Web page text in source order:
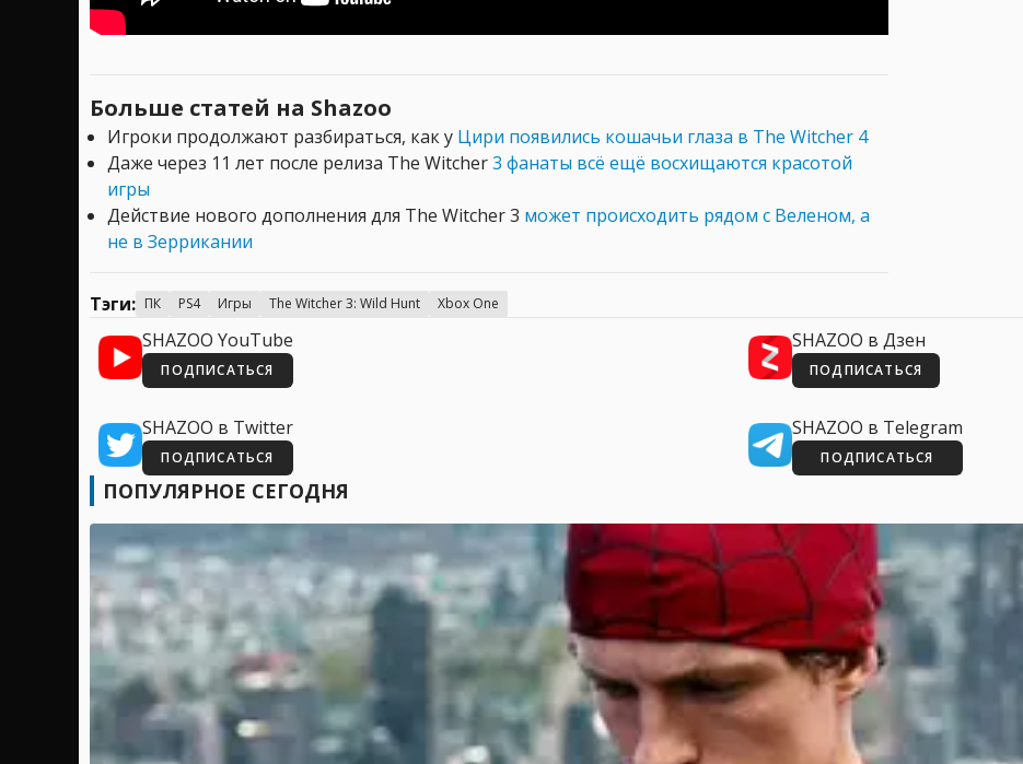
Больше статей на Shazoo
Игроки продолжают разбираться, как у Цири появились кошачьи глаза в The Witcher 4
Даже через 11 лет после релиза The Witcher3 фанаты всё ещё восхищаются красотой
игры
Действие нового дополнения для The Witcher 3 может происходить рядом с Веленом, а
не в Зеррикании
Тэги: ПК PS4 Игры The Witcher 3: Wild Hunt Xbox One
SHAZOO YouTube
ПОДПИСАТЬСЯ
SHAZOO в Дзен
ПОДПИСАТЬСЯ
SHAZOO в Twitter
ПОДПИСАТЬСЯ
SHAZOO в Telegram
ПОДПИСАТЬСЯ
ПОПУЛЯРНОЕ СЕГОДНЯ